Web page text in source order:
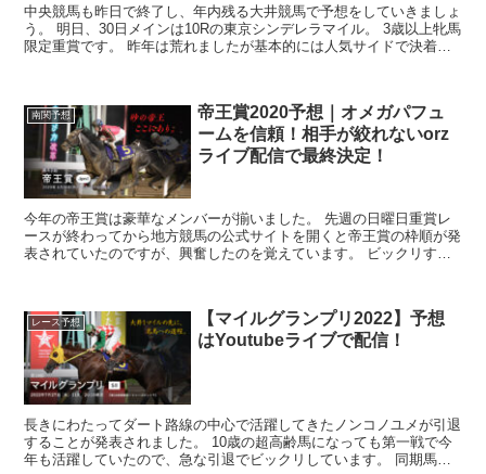
中央競馬も昨日で終了し、年内残る大井競馬で予想をしていきましょ
う。 明日、30日メインは10Rの東京シンデレラマイル。 3歳以上牝馬
限定重賞です。 昨年は荒れましたが基本的には人気サイドで決着の
南関予想
帝王賞2020予想｜オメガパフュ
ームを信頼！相手が絞れないorz
ライブ配信で最終決定！
今年の帝王賞は豪華なメンバーが揃いました。 先週の日曜日重賞レ
ースが終わってから地方競馬の公式サイトを開くと帝王賞の枠順が発
表されていたのですが、興奮したのを覚えています。 ビックリする
レース予想
【マイルグランプリ2022】予想
はYoutubeライブで配信！
長きにわたってダート路線の中心で活躍してきたノンコノユメが引退
することが発表されました。 10歳の超高齢馬になっても第一戦で今
年も活躍していたので、急な引退でビックリしています。 同期馬に